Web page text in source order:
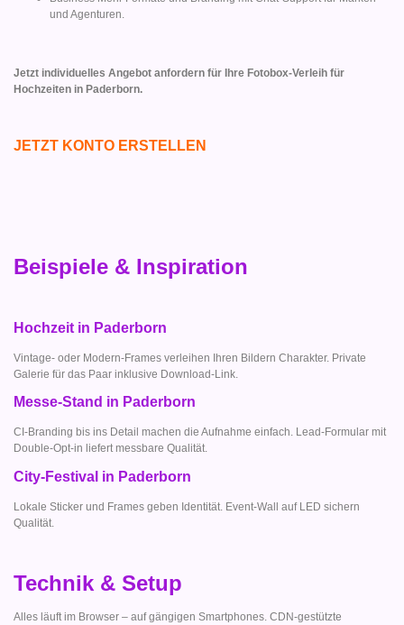
und Agenturen.
Jetzt individuelles Angebot anfordern für Ihre Fotobox-Verleih für
Hochzeiten in Paderborn.
JETZT KONTO ERSTELLEN
Beispiele & Inspiration
Hochzeit in Paderborn
Vintage- oder Modern-Frames verleihen Ihren Bildern Charakter. Private
Galerie für das Paar inklusive Download-Link.
Messe-Stand in Paderborn
CI-Branding bis ins Detail machen die Aufnahme einfach. Lead-Formular mit
Double-Opt-in liefert messbare Qualität.
City-Festival in Paderborn
Lokale Sticker und Frames geben Identität. Event-Wall auf LED sichern
Qualität.
Technik & Setup
Alles läuft im Browser – auf gängigen Smartphones. CDN-gestützte